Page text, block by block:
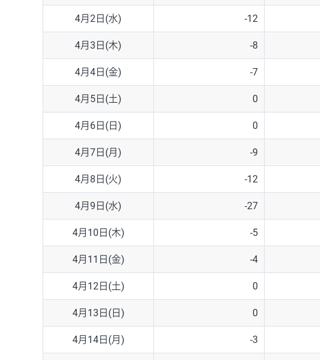
EUR/GBP 71円
EUR/AUD 103円
GBP/AUD 43円
AUD/NZD 66円
EUR/CHF 111円
GBP/CHF 220円
USD/CHF 160円
※取引証拠金は同日の当社為替レート（ニューヨーククローズ・MIDレ
※ハンガリーフォリント/円と南アフリカランド/円とメキシコペソ/
4月2日(水) -12
4月3日(木) -8
4月4日(金) -7
4月5日(土) 0
4月6日(日) 0
4月7日(月) -9
4月8日(火) -12
4月9日(水) -27
4月10日(木) -5
4月11日(金) -4
4月12日(土) 0
4月13日(日) 0
4月14日(月) -3